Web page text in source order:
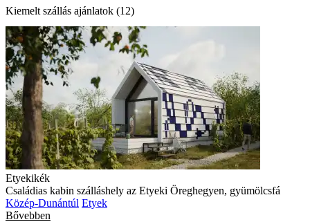
Kiemelt szállás ajánlatok (12)
Etyekikék
Családias kabin szálláshely az Etyeki Öreghegyen, gyümölcsfá
Közép-Dunántúl Etyek
Bővebben